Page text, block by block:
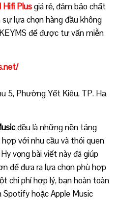
Hifi Plusgiá rẻ, đảm bảo chất
lựa chọn hàng đầu không
để được tư vấn miễn
5, Phường Yết Kiêu, TP. Hạ
đều là những nền tảng
với nhu cầu và thói quen
vọng bài viết này đã giúp
để đưa ra lựa chọn phù hợp
chi phí hợp lý, bạn hoàn toàn
hoặc Apple Music